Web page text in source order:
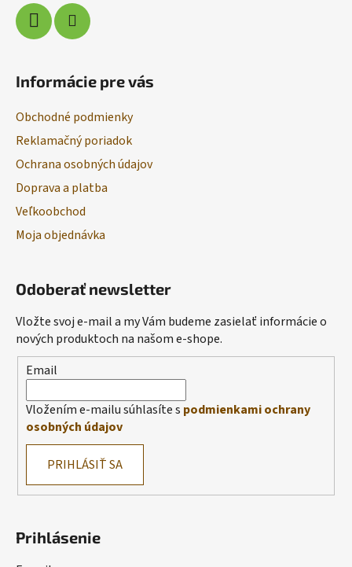
Informácie pre vás
Obchodné podmienky
Reklamačný poriadok
Ochrana osobných údajov
Doprava a platba
Veľkoobchod
Moja objednávka
Odoberať newsletter
Vložte svoj e-mail a my Vám budeme zasielať informácie o
nových produktoch na našom e-shope.
Email
Vložením e-mailu súhlasíte s podmienkami ochrany
osobných údajov
PRIHLÁSIŤ SA
Prihlásenie